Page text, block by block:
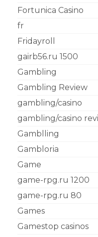
Fortunica Casino
fr
Fridayroll
gairb56.ru 1500
Gambling
Gambling Review
gambling/casino
gambling/casino
Gamblling
Gambloria
Game
game-rpg.ru 1200
game-rpg.ru 80
Games
Gamestop casinos